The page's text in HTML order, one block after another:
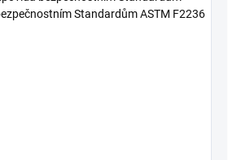
Standardům ASTM F2236